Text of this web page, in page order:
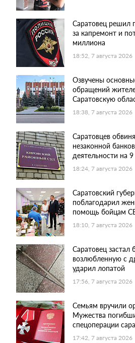
Саратовец решил
за капремонт и
миллиона
18:52, 7 августа 2026
Озвучены
обращений
Саратовскую
18:38, 7 августа 2026
Саратовцев
незаконной
деятельности на
18:24, 7 августа 2026
Саратовский
поблагодарил
помощь бойцам
18:10, 7 августа 2026
Саратовец
возлюбленную с
ударил лопатой
17:56, 7 августа 2026
Семьям вручили
Мужества
спецоперации
17:42, 7 августа 2026